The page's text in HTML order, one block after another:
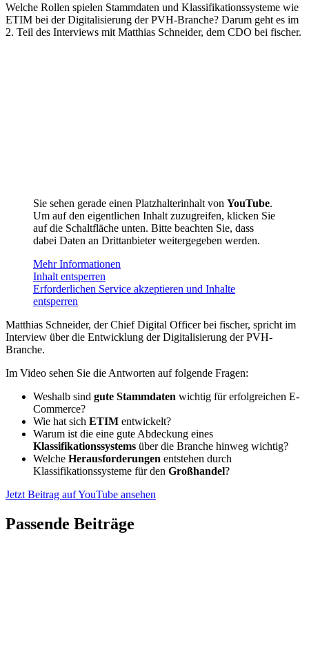
Welche Rollen spielen Stammdaten und Klassifikationssysteme wie
ETIM bei der Digitalisierung der PVH-Branche? Darum geht es im
2. Teil des Interviews mit Matthias Schneider, dem CDO bei fischer.
Sie sehen gerade einen Platzhalterinhalt von YouTube.
Um auf den eigentlichen Inhalt zuzugreifen, klicken Sie
auf die Schaltfläche unten. Bitte beachten Sie, dass
dabei Daten an Drittanbieter weitergegeben werden.
Mehr Informationen
Inhalt entsperren
Erforderlichen Service akzeptieren und Inhalte
entsperren
Matthias Schneider, der Chief Digital Officer bei fischer, spricht im
Interview über die Entwicklung der Digitalisierung der PVH-
Branche.
Im Video sehen Sie die Antworten auf folgende Fragen:
Weshalb sind gute Stammdaten wichtig für erfolgreichen E-
Commerce?
Wie hat sich ETIM entwickelt?
Warum ist die eine gute Abdeckung eines
Klassifikationssystems über die Branche hinweg wichtig?
Welche Herausforderungen entstehen durch
Klassifikationssysteme für den Großhandel?
Jetzt Beitrag auf YouTube ansehen
Passende Beiträge